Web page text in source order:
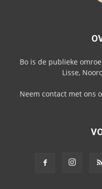
Bo is de publieke
Lisse,
Neem contact met ons